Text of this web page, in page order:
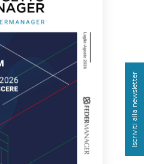
Iscriviti alla newsletter